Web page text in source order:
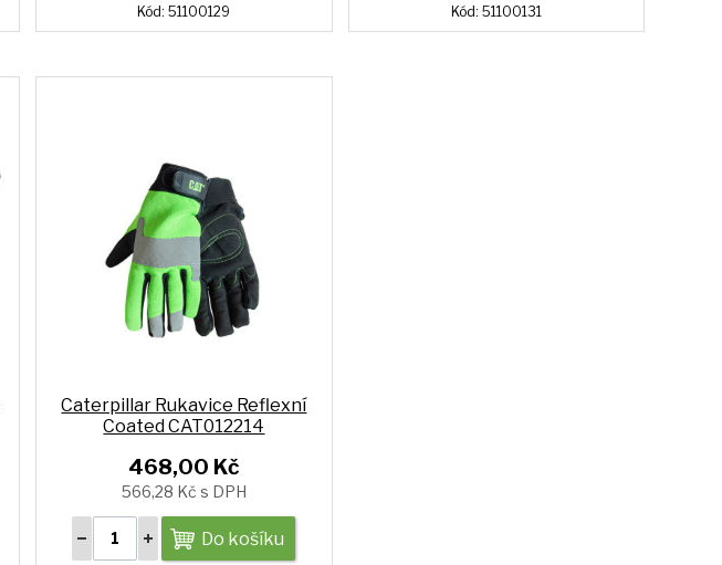
Kód: 51100129
Kód: 51100131
Caterpillar Rukavice Reflexní
Coated CAT012214
468,00 Kč
566,28 Kč s DPH
Do košíku